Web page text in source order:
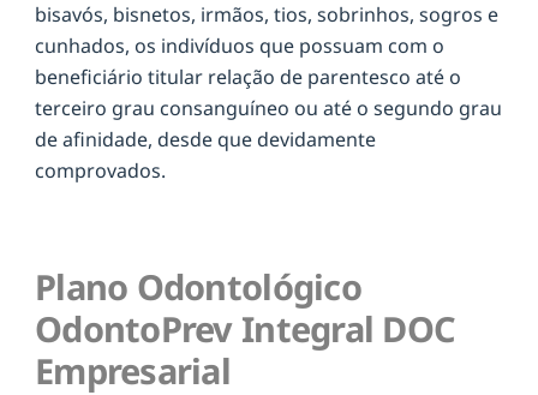
bisavós, bisnetos, irmãos, tios, sobrinhos, sogros e
cunhados, os indivíduos que possuam com o
beneficiário titular relação de parentesco até o
terceiro grau consanguíneo ou até o segundo grau
de afinidade, desde que devidamente
comprovados.
Plano Odontológico
OdontoPrev Integral DOC
Empresarial